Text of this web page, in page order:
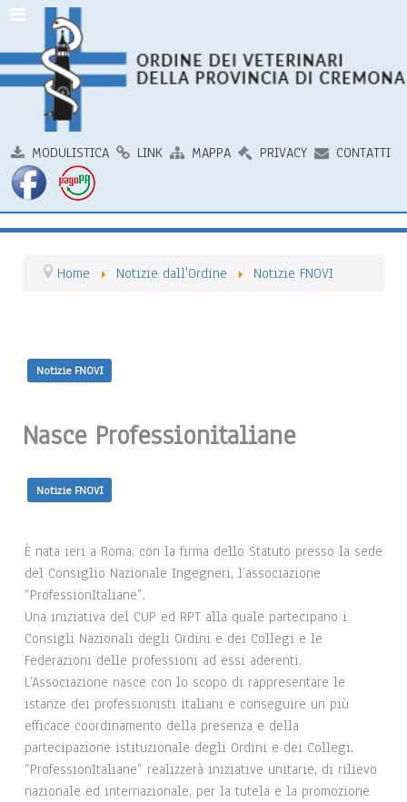
MODULISTICA LINK MAPPA PRIVACY CONTATTI
Home Notizie dall'Ordine Notizie FNOVI
Notizie FNOVI
Nasce Professionitaliane
Notizie FNOVI
È nata ieri a Roma, con la firma dello Statuto presso la sede
del Consiglio Nazionale Ingegneri, l’associazione
“ProfessionItaliane”.
Una iniziativa del CUP ed RPT alla quale partecipano i
Consigli Nazionali degli Ordini e dei Collegi e le
Federazioni delle professioni ad essi aderenti.
L’Associazione nasce con lo scopo di rappresentare le
istanze dei professionisti italiani e conseguire un più
efficace coordinamento della presenza e della
partecipazione istituzionale degli Ordini e dei Collegi.
“ProfessionItaliane” realizzerà iniziative unitarie, di rilievo
nazionale ed internazionale, per la tutela e la promozione